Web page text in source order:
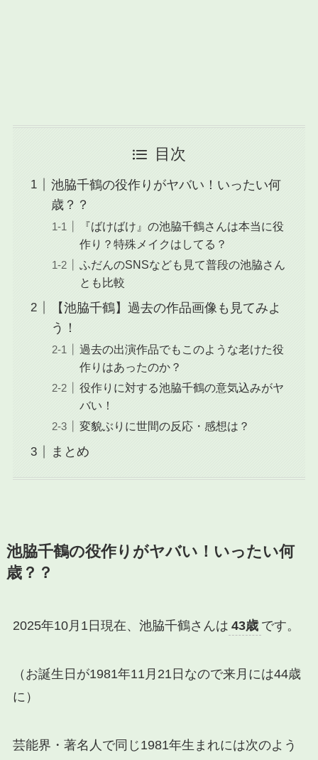
目次
池脇千鶴の役作りがヤバい！いったい何
歳？？
『ばけばけ』の池脇千鶴さんは本当に役
作り？特殊メイクはしてる？
ふだんのSNSなども見て普段の池脇さん
とも比較
【池脇千鶴】過去の作品画像も見てみよ
う！
過去の出演作品でもこのような老けた役
作りはあったのか？
役作りに対する池脇千鶴の意気込みがヤ
バい！
変貌ぶりに世間の反応・感想は？
まとめ
池脇千鶴の役作りがヤバい！いったい何
歳？？
2025年10月1日現在、池脇千鶴さんは 43歳 です。
（お誕生日が1981年11月21日なので来月には44歳
に）
芸能界・著名人で同じ1981年生まれには次のよう